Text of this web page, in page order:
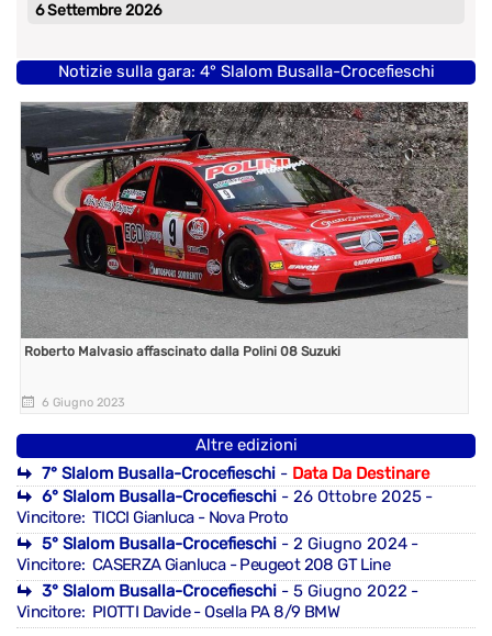
6 Settembre 2026
Notizie sulla gara: 4° Slalom Busalla-Crocefieschi
Roberto Malvasio affascinato dalla Polini 08 Suzuki
6 Giugno 2023
Altre edizioni
7° Slalom Busalla-Crocefieschi - Data Da Destinare
6° Slalom Busalla-Crocefieschi - 26 Ottobre 2025 -
Vincitore: TICCI Gianluca - Nova Proto
5° Slalom Busalla-Crocefieschi - 2 Giugno 2024 -
Vincitore: CASERZA Gianluca - Peugeot 208 GT Line
3° Slalom Busalla-Crocefieschi - 5 Giugno 2022 -
Vincitore: PIOTTI Davide - Osella PA 8/9 BMW